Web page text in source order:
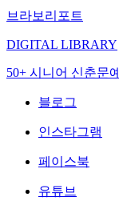
브라보리포트
DIGITAL LIBRARY
50+ 시니어 신춘문예
블로그
인스타그램
페이스북
유튜브